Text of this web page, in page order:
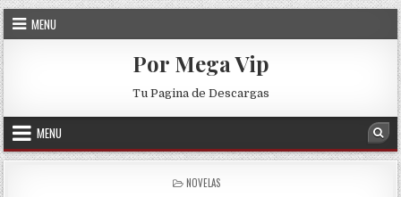
Skip to content
MENU
Por Mega Vip
Tu Pagina de Descargas
MENU
POSTED IN
NOVELAS